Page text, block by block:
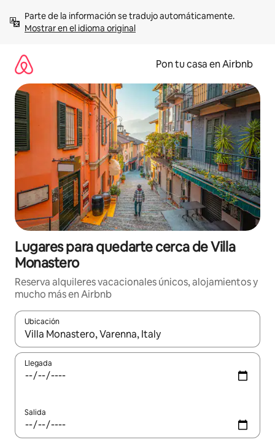
contenidoMostrar en el idioma original
Pon tu casa en Airbnb
Lugares para quedarte cerca de Villa
Monastero
Reserva alquileres vacacionales únicos, alojamientos y
mucho más en Airbnb
Ubicación
Cuando los resultados estén disponibles, navega con las
Llegada
Salida